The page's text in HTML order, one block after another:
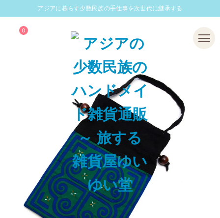
アジアに暮らす少数民族の手仕事を次世代に継承する
0 Menu